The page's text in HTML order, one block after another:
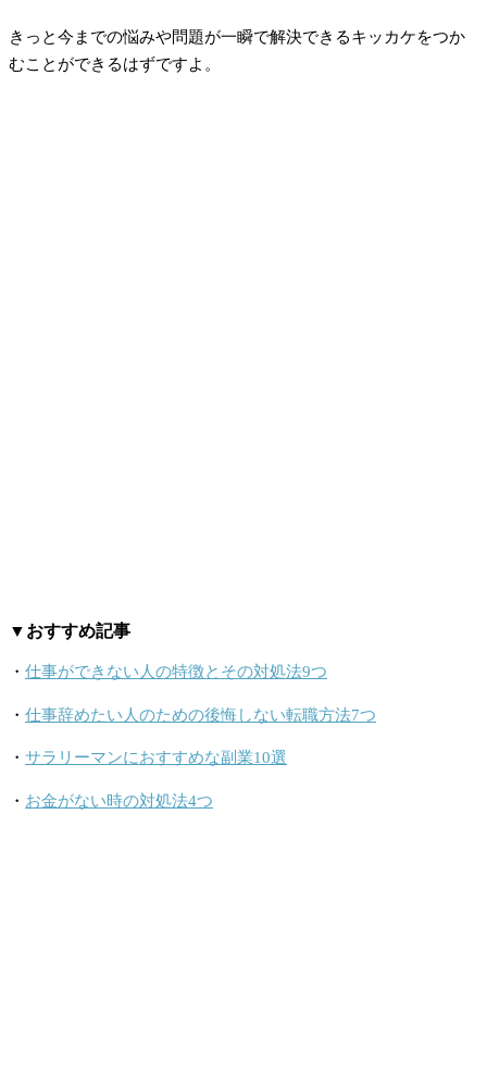
きっと今までの悩みや問題が一瞬で解決できるキッカケをつか
むことができるはずですよ。
▼おすすめ記事
・ 仕事ができない人の特徴とその対処法9つ
・ 仕事辞めたい人のための後悔しない転職方法7つ
・ サラリーマンにおすすめな副業10選
・ お金がない時の対処法4つ